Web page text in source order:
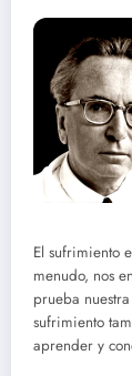
El sufrimiento
menudo, nos
prueba
sufrimiento
aprender y